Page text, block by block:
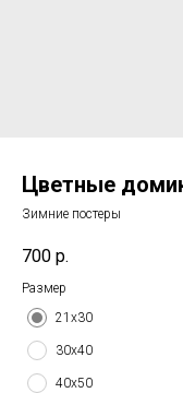
Цветные
Зимние постеры
700 р.
Размер
21х30
30х40
40х50